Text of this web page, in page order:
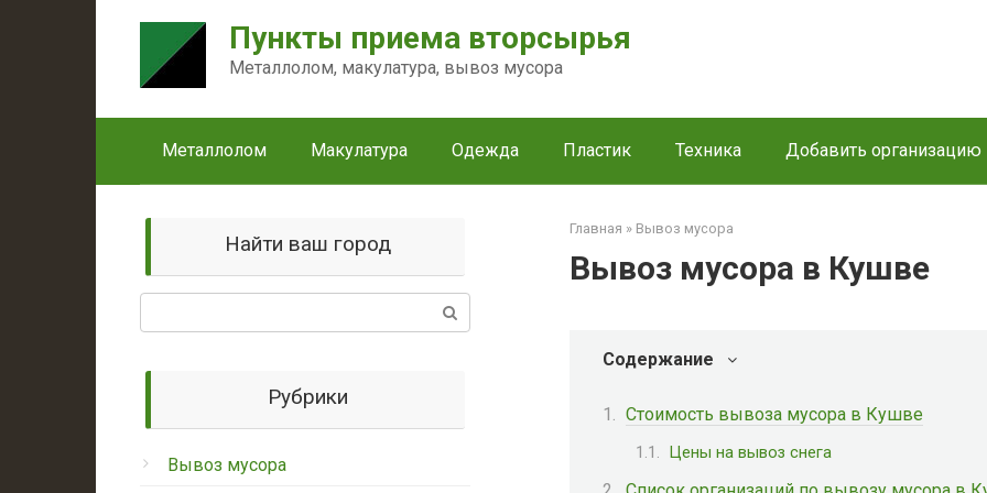
Пункты приема вторсырья
Металлолом, макулатура, вывоз мусора
Металлолом Макулатура Одежда Пластик Техника Добавить организацию
Главная » Вывоз мусора
Вывоз мусора в Кушве
Содержание
Стоимость вывоза мусора в Кушве
Цены на вывоз снега
Найти ваш город
Рубрики
Вывоз мусора